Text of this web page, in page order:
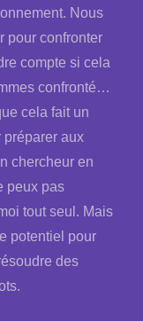
Nous
pour confronter
compte si cela
confronté…
cela fait un
aux
chercheur en
peux pas
tout seul. Mais
potentiel pour
des